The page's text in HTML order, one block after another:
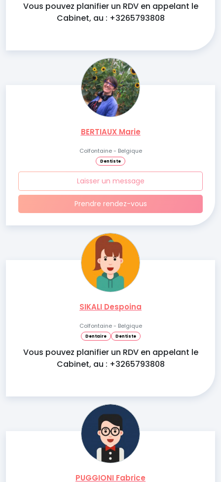
Vous pouvez planifier un RDV en appelant le
Cabinet, au : +3265793808
BERTIAUX Marie
Colfontaine - Belgique
Dentiste
Laisser un message
Prendre rendez-vous
SIKALI Despoina
Colfontaine - Belgique
Dentaire Dentiste
Vous pouvez planifier un RDV en appelant le
Cabinet, au : +3265793808
PUGGIONI Fabrice